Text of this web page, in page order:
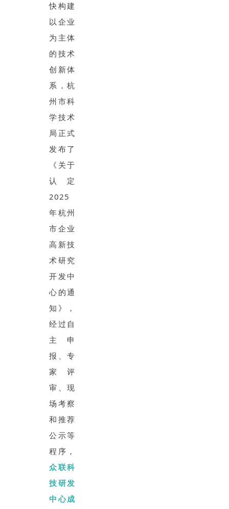
快构建
以企业
为主体
的技术
创新体
系，杭
州市科
学技术
局正式
发布了
《关于
认定
2025
年杭州
市企业
高新技
术研究
开发中
心的通
知》，
经过自
主申
报、专
家评
审、现
场考察
和推荐
公示等
程序，
众联科
技研发
中心成